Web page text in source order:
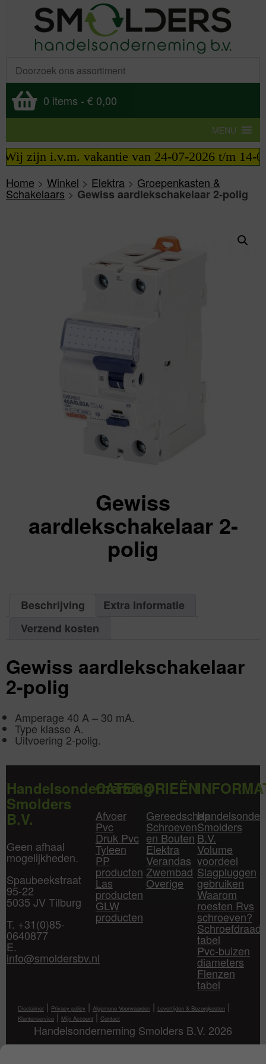
0 items - € 0,00
MENU
zijn i.v.m. vakantie van 24-07-2026 t/m 14-
Home > Winkel > Elektra > Groepenkasten &
Schakelaars>Gewiss aardlekschakelaar 2-polig
Gewiss
aardlekschakelaar 2-
polig
Beschrijving
Extra Informatie
Verzend kosten
Gewiss aardlekschakelaar
2-polig
Amperage 40 A – 30 mA.
Type klasse A.
Uitvoering 2-polig.
Handelsonderneming
Smolders
B.V.
Geen afhaal
mogelijkheden.
Spaubeekstraat
95-22
5035 JV Tilburg
T. +31(0)85-
0640877
E.
info@smoldersbv.nl
CATEGORIEËN
Afvoer
Pvc
Druk Pvc
Tyleen
PP
producten
Las
producten
GLW
producten
Gereedschap
Schroeven
en Bouten
Elektra
Verandas
Zwembad
Overige
Smolders
B.V.
Volume
voordeel
Slagpluggen
gebruiken
Waarom
roesten Rvs
schroeven?
Schroefdraad
tabel
Pvc-buizen
diameters
Flenzen
tabel
Disclaimer | Privacy policy | Algemene Voorwaarden | Levertijden & Bezorgkosten |
Klantenservice | Mijn Account | Contact
Handelsonderneming Smolders B.V. 2026